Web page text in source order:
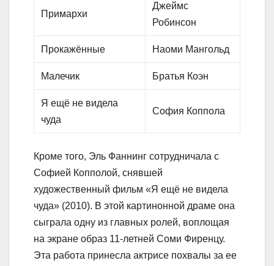
Примархи
Джеймс
Робинсон
Прокажённые Наоми Мангольд
Малечик Братья Коэн
Я ещё не видела
чуда
София Коппола
Кроме того, Эль Фаннинг сотрудничала с
Софией Копполой, снявшей
художественный фильм «Я ещё не видела
чуда» (2010). В этой картинонной драме она
сыграла одну из главных ролей, воплощая
на экране образ 11-летней Соми Фиренцу.
Эта работа принесла актрисе похвалы за ее